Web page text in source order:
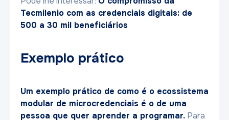
Tecmilenio com as credenciais digitais: de
500 a 30 mil beneficiários
Exemplo prático
Um exemplo prático de como é o ecossistema
modular de microcredenciais é o de uma
pessoa que quer aprender a programar. Para